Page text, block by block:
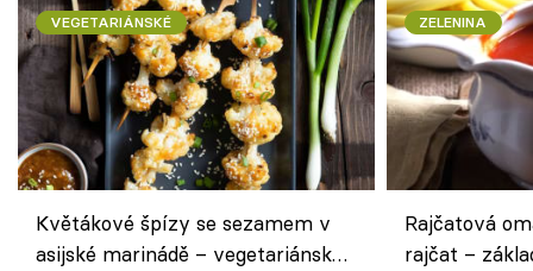
VEGETARIÁNSKÉ
Květákové špízy se sezamem v
asijské marinádě – vegetariánská
ZELENINA
Rajčatová
rajčat –